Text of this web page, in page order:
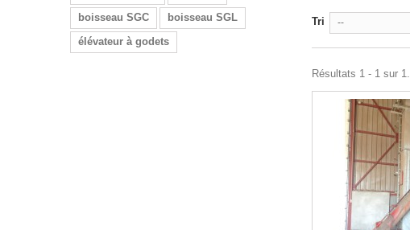
boisseau SGC
boisseau SGL
élévateur à godets
Tri --
Résultats 1 - 1 sur 1.